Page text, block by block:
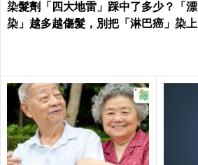
染髮劑「四大地雷」踩中了多少？「漂
染」越多越傷髮，別把「淋巴癌」染上